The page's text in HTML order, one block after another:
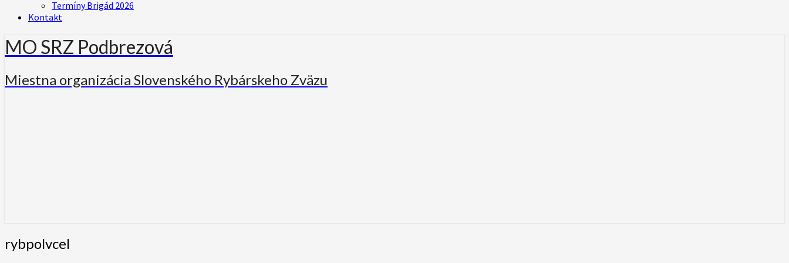
Termíny Brigád 2026
Kontakt
MO SRZ Podbrezová
Miestna organizácia Slovenského Rybárskeho Zväzu
rybpolvcel